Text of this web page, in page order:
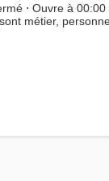
⋅ Ouvre à 00:00
métier,